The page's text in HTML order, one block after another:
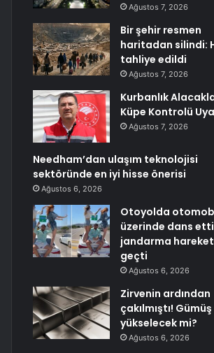
Ağustos 7, 2026
Bir şehir resmen
haritadan silindi:
tahliye edildi
Ağustos 7, 2026
Kurbanlık
Küpe Kontrolü
Ağustos 7, 2026
Needham’dan ulaşım teknolojisi
sektöründe en iyi hisse önerisi
Ağustos 6, 2026
Otoyolda
üzerinde dans
jandarma
geçti
Ağustos 6, 2026
Zirvenin ardından
çakılmıştı!
yükselecek mi?
Ağustos 6, 2026